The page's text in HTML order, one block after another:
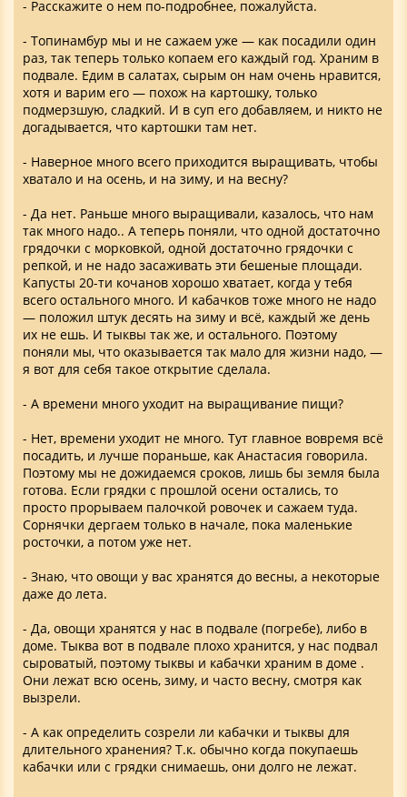
- Расскажите о нем по-подробнее, пожалуйста.
- Топинамбур мы и не сажаем уже — как посадили один
раз, так теперь только копаем его каждый год. Храним в
подвале. Едим в салатах, сырым он нам очень нравится,
хотя и варим его — похож на картошку, только
подмерзшую, сладкий. И в суп его добавляем, и никто не
догадывается, что картошки там нет.
- Наверное много всего приходится выращивать, чтобы
хватало и на осень, и на зиму, и на весну?
- Да нет. Раньше много выращивали, казалось, что нам
так много надо.. А теперь поняли, что одной достаточно
грядочки с морковкой, одной достаточно грядочки с
репкой, и не надо засаживать эти бешеные площади.
Капусты 20-ти кочанов хорошо хватает, когда у тебя
всего остального много. И кабачков тоже много не надо
— положил штук десять на зиму и всё, каждый же день
их не ешь. И тыквы так же, и остального. Поэтому
поняли мы, что оказывается так мало для жизни надо, —
я вот для себя такое открытие сделала.
- А времени много уходит на выращивание пищи?
- Нет, времени уходит не много. Тут главное вовремя всё
посадить, и лучше пораньше, как Анастасия говорила.
Поэтому мы не дожидаемся сроков, лишь бы земля была
готова. Если грядки с прошлой осени остались, то
просто прорываем палочкой ровочек и сажаем туда.
Сорнячки дергаем только в начале, пока маленькие
росточки, а потом уже нет.
- Знаю, что овощи у вас хранятся до весны, а некоторые
даже до лета.
- Да, овощи хранятся у нас в подвале (погребе), либо в
доме. Тыква вот в подвале плохо хранится, у нас подвал
сыроватый, поэтому тыквы и кабачки храним в доме .
Они лежат всю осень, зиму, и часто весну, смотря как
вызрели.
- А как определить созрели ли кабачки и тыквы для
длительного хранения? Т.к. обычно когда покупаешь
кабачки или с грядки снимаешь, они долго не лежат.